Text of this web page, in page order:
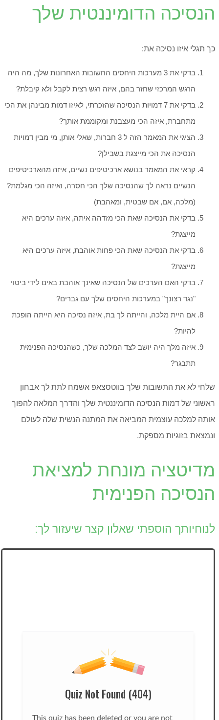
הנסיכה הדומיננטית שלך
כך תגלי איזו נסיכה את:
בדקי את 3 מערכות היחסים החשובות האחרונות שלך, מה היה
הרגש המרכזי שחזר בהם, איזה רגש רצית לקבל ולא קיבלת?
בדקי את 7 דמויות הנסיכה שהזכרתי, לאיזו דמות מבינהן את הכי
מתחברת, איזה הכי מעצבנת ומקוממת אותך?
הציגי את המאמר הזה ל 3 חברות, שאלי אותן, מי מבין דמויות
הנסיכה את הכי מייצגת בשבילן?
קראי את המאמר בנושא ארכיטיפים נשיים, איזה מהארכיטיפים
הנשיים נראה לך שהנסיכה שלך הכי חסרה, ואיזה הכי מגלמת?
(מלכה, אם, אם שבטית, ומאהבת)
בדקי את הנסיכה שאת הכי מזדהה איתה, איזה ערכים היא
מייצגת?
בדקי את הנסיכה שאת הכי פחות אוהבת, איזה ערכים היא
מייצגת?
בדקי האם הערכים של הנסיכה שאינך אוהבת באים לידי ביטוי
"נגד רצונך" במערכות היחסים שלך עם גברים?
אם היית מלכה, והייתה לך בת, איזה נסיכה היא הייתה הופכת
להיות?
איזה מלך היה יושב לצד המלכה שלך, כשהנסיכה הפנימית
תתבגר?
שלחי לא את התשובות שלך בווטסצאפ אשמח לתת לך אבחון
ראשוני של דמות הנסיכה הדומיננטית שלך והדרך המלאה להפוך
אותה למלכה עוצמית המביאה את המתנה הנשית שלה לעולם
ונמצאת בזוגיות מספקת.
מדיטציה מונחת למציאת
הנסיכה הפנימית
לנוחיותך הוספתי שאלון קצר שיעזור לך: